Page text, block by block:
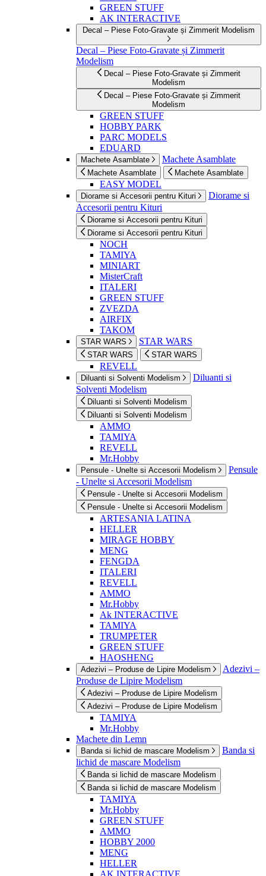
GREEN STUFF
AK INTERACTIVE
Decal – Piese Foto-Gravate și Zimmerit Modelism
Decal – Piese Foto-Gravate și Zimmerit
Modelism
Decal – Piese Foto-Gravate și Zimmerit
Modelism
Decal – Piese Foto-Gravate și Zimmerit
Modelism
GREEN STUFF
HOBBY PARK
PARC MODELS
EDUARD
Machete Asamblate Machete Asamblate
Machete Asamblate Machete Asamblate
EASY MODEL
Diorame si Accesorii pentru Kituri
Diorame si
Accesorii pentru Kituri
Diorame si Accesorii pentru Kituri
Diorame si Accesorii pentru Kituri
NOCH
TAMIYA
MINIART
MisterCraft
ITALERI
GREEN STUFF
ZVEZDA
AIRFIX
TAKOM
STAR WARS STAR WARS
STAR WARS STAR WARS
REVELL
Diluanti si Solventi Modelism
Diluanti si
Solventi Modelism
Diluanti si Solventi Modelism
Diluanti si Solventi Modelism
AMMO
TAMIYA
REVELL
Mr.Hobby
Pensule - Unelte si Accesorii Modelism
Pensule
- Unelte si Accesorii Modelism
Pensule - Unelte si Accesorii Modelism
Pensule - Unelte si Accesorii Modelism
ARTESANIA LATINA
HELLER
MIRAGE HOBBY
MENG
FENGDA
ITALERI
REVELL
AMMO
Mr.Hobby
Ak INTERACTIVE
TAMIYA
TRUMPETER
GREEN STUFF
HAOSHENG
Adezivi – Produse de Lipire Modelism
Adezivi –
Produse de Lipire Modelism
Adezivi – Produse de Lipire Modelism
Adezivi – Produse de Lipire Modelism
TAMIYA
Mr.Hobby
Machete din Lemn
Banda si lichid de mascare Modelism
Banda si
lichid de mascare Modelism
Banda si lichid de mascare Modelism
Banda si lichid de mascare Modelism
TAMIYA
Mr.Hobby
GREEN STUFF
AMMO
HOBBY 2000
MENG
HELLER